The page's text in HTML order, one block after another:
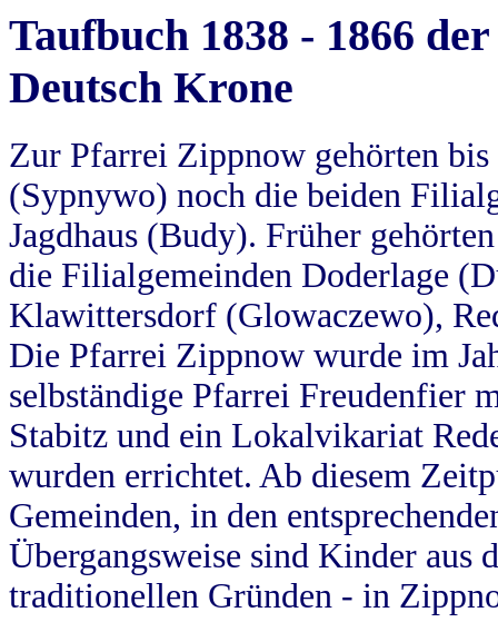
Taufbuch 1838 - 1866
Deutsch Krone
Zur Pfarrei Zippnow gehörten
(Sypnywo) noch die beiden
Jagdhaus (Budy). Früher
die Filialgemeinden Doderlage
Klawittersdorf (Glowaczewo),
Die Pfarrei Zippnow wurde im
selbständige Pfarrei Freudenfier
Stabitz und ein Lokalvikariat
wurden errichtet. Ab diesem
Gemeinden, in den
Übergangsweise sind Kinder aus
traditionellen Gründen - in